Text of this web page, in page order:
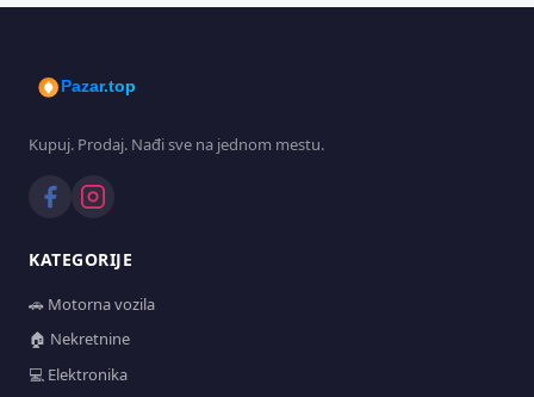
Pazar.top
Kupuj. Prodaj. Nađi sve na jednom mestu.
KATEGORIJE
🚗 Motorna vozila
🏠 Nekretnine
💻 Elektronika